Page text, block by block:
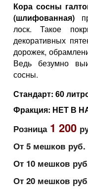
Кора сосны
(шлифованная)
лоск. Такое
декоративных
дорожек,
Ведь безумно
сосны.
Стандарт: 60
Фракция: НЕТ В
Розница1 200
От 5 мешков руб.
От 10 мешков
От 20 мешков